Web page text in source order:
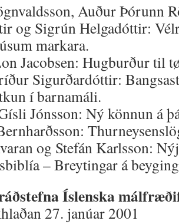
Auður Þórunn
og Sigrún Helgadóttir:
markara.
Jacobsen: Hugburður til
Sigurðardóttir:
í barnamáli.
Jónsson: Ný könnun á
og Stefán Karlsson:
– Breytingar á
Íslenska
27. janúar 2001